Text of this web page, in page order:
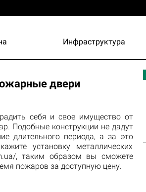
Инфраструктура
двери
себя и свое имущество от
Подобные конструкции не дадут
длительного периода, а за это
установку металлических
, таким образом вы сможете
пожаров за доступную цену.